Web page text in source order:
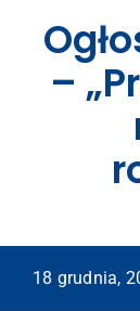
–
18 grudnia,